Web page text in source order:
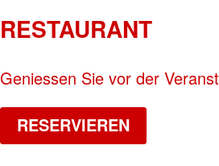
RESTAURANT
Geniessen Sie vor der
RESERVIEREN